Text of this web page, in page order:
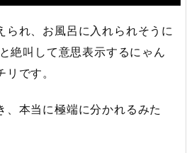
られ、お風呂に入れられそうに
絶叫して意思表示するにゃん
リです。
、本当に極端に分かれるみた